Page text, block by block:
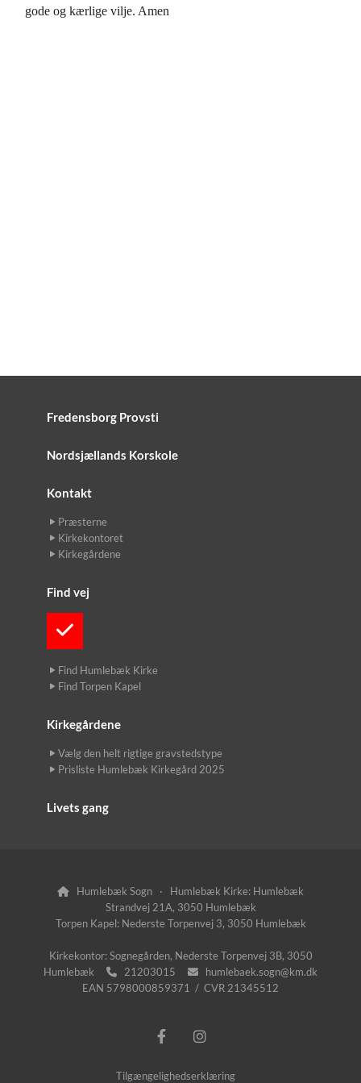
gode og kærlige vilje. Amen
Fredensborg Provsti
Nordsjællands Korskole
Kontakt
Præsterne
Kirkekontoret
Kirkegårdene
Find vej
Find Humlebæk Kirke
Find Torpen Kapel
Kirkegårdene
Vælg den helt rigtige gravstedstype
Prisliste Humlebæk Kirkegård 2025
Livets gang

Humlebæk Sogn · Humlebæk Kirke: Humlebæk
Strandvej 21A, 3050 Humlebæk
Torpen Kapel: Nederste Torpenvej 3, 3050 Humlebæk
Kirkekontor: Sognegården, Nederste Torpenvej 3B, 3050
Humlebæk
 21203015 
humlebaek.sogn@km.dk
EAN 5798000859371 / CVR 21345512
Tilgængelighedserklæring